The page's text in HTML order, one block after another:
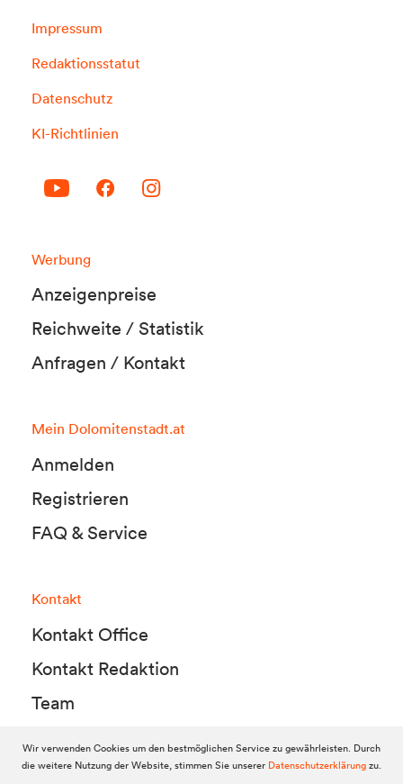
Impressum
Redaktionsstatut
Datenschutz
KI-Richtlinien
Werbung
Anzeigenpreise
Reichweite / Statistik
Anfragen / Kontakt
Mein Dolomitenstadt.at
Anmelden
Registrieren
FAQ & Service
Kontakt
Kontakt Office
Kontakt Redaktion
Team
© 2010-2026 Dolomitenstadt.at
Wir verwenden Cookies um den bestmöglichen Service zu gewährleisten. Durch
die weitere Nutzung der Website, stimmen Sie unserer Datenschutzerklärungzu.